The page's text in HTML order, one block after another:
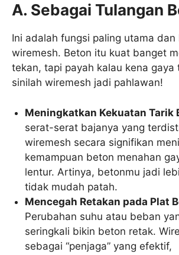
A. Sebagai Tulangan
Ini adalah fungsi paling utama dan
wiremesh. Beton itu kuat banget
tekan, tapi payah kalau kena gaya
sinilah wiremesh jadi pahlawan!
Meningkatkan Kekuatan Tarik
serat-serat bajanya yang
wiremesh secara signifikan
kemampuan beton menahan
lentur. Artinya, betonmu jadi
tidak mudah patah.
Mencegah Retakan pada Plat
Perubahan suhu atau beban
seringkali bikin beton retak.
sebagai “penjaga” yang efektif,